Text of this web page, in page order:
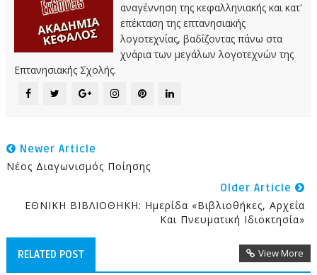
αναγέννηση της κεφαλληνιακής και κατ'
επέκταση της επτανησιακής
λογοτεχνίας, βαδίζοντας πάνω στα
χνάρια των μεγάλων λογοτεχνών της
Επτανησιακής Σχολής.
Newer Article
Νέος Διαγωνισμός Ποίησης
Older Article
ΕΘΝΙΚΗ ΒΙΒΛΙΟΘΗΚΗ: Ημερίδα «Βιβλιοθήκες, Αρχεία
Και Πνευματική Ιδιοκτησία»
RELATED POST View More